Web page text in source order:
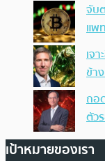
จับ
แพ
เจ
ข้า
ถอ
ตัว
เป้าหมายของเรา